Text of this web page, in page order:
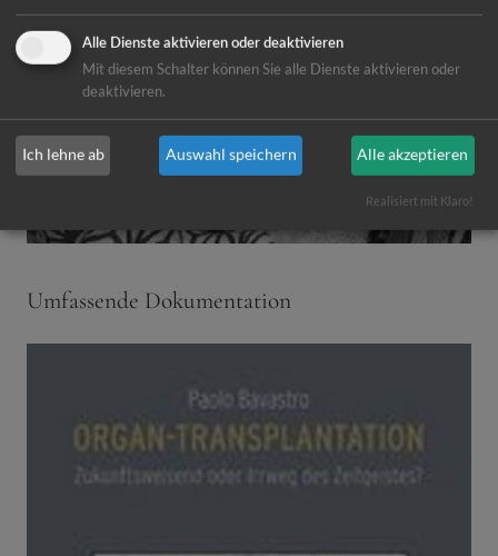
Umfassende Dokumentation
Alle Dienste aktivieren oder deaktivieren
Mit diesem Schalter können Sie alle Dienste aktivieren oder
deaktivieren.
Ich lehne ab Auswahl speichern Alle akzeptieren
Realisiert mit Klaro!